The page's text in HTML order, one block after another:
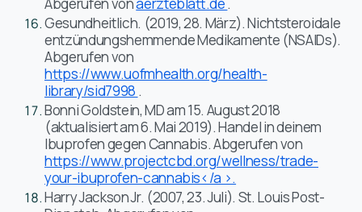
Abgerufen vonaerzteblatt.de.
Gesundheitlich. (2019, 28. März). Nichtsteroidale
entzündungshemmende Medikamente (NSAIDs).
Abgerufen von
https://www.uofmhealth.org/health-
library/sid7998 .
Bonni Goldstein, MD am 15. August 2018
(aktualisiert am 6. Mai 2019). Handel in deinem
Ibuprofen gegen Cannabis. Abgerufen von
https://www.projectcbd.org/wellness/trade-
your-ibuprofen-cannabis</a >.
Harry Jackson Jr. (2007, 23. Juli). St. Louis Post-